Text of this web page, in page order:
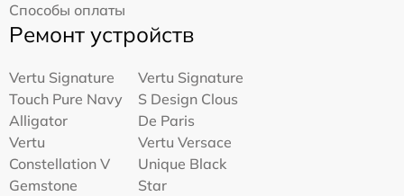
Способы оплаты
Ремонт устройств
Vertu Signature
Touch Pure Navy
Alligator
Vertu Signature
S Design Clous
De Paris
Vertu
Constellation V
Gemstone
Vertu Versace
Unique Black
Star